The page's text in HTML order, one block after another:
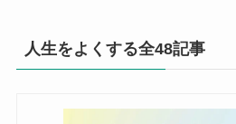
人生をよくする全48記事